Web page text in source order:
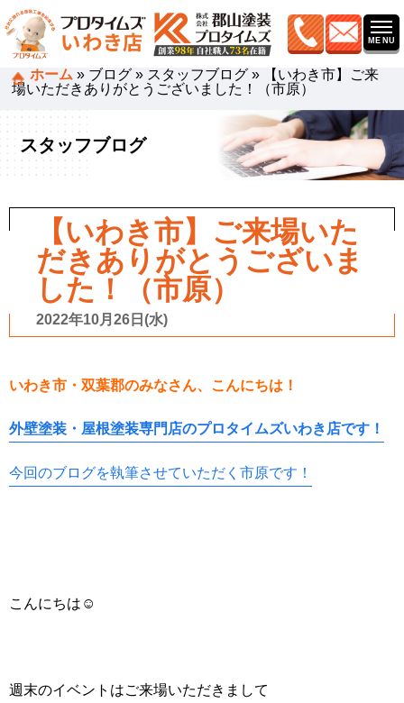
ホーム » ブログ » スタッフブログ »
【いわき市】ご来
場いただきありがとうございました！（市原）
スタッフブログ
【いわき市】ご来場いた
だきありがとうございま
した！（市原）
2022年10月26日(水)
いわき市・双葉郡のみなさん、こんにちは！
外壁塗装・屋根塗装専門店のプロタイムズいわき店です！
今回のブログを執筆させていただく市原です！
こんにちは☺
週末のイベントはご来場いただきまして